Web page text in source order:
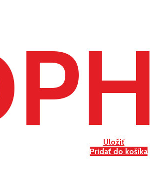
Uložiť
Pridať do košíka